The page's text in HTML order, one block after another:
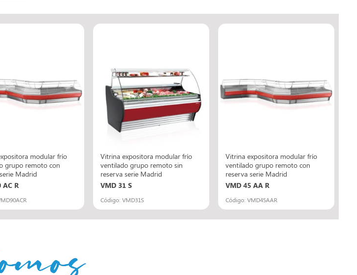
modular frío
grupo remoto con
Madrid
AC R
Vitrina expositora modular frío
ventilado grupo remoto sin
reserva serie Madrid
VMD 31 S
Código: VMD31S
Vitrina expositora modular frío
ventilado grupo remoto con
reserva serie Madrid
VMD 45 AA R
Código: VMD45AAR